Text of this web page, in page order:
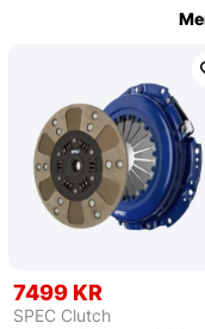
7499 KR
SPEC Clutch